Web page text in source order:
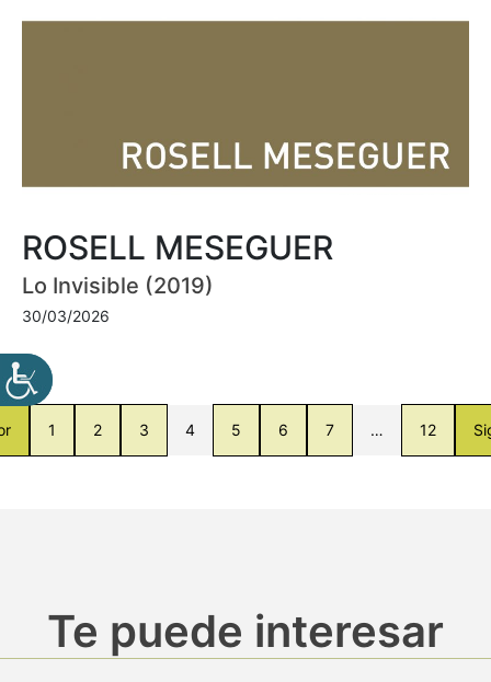
ROSELL MESEGUER
Lo Invisible (2019)
30/03/2026
1 2 3 4 5 6 7 … 12
Te puede interesar